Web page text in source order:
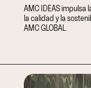
AMC IDEAS impulsa
la calidad y la
AMC GLOBAL.